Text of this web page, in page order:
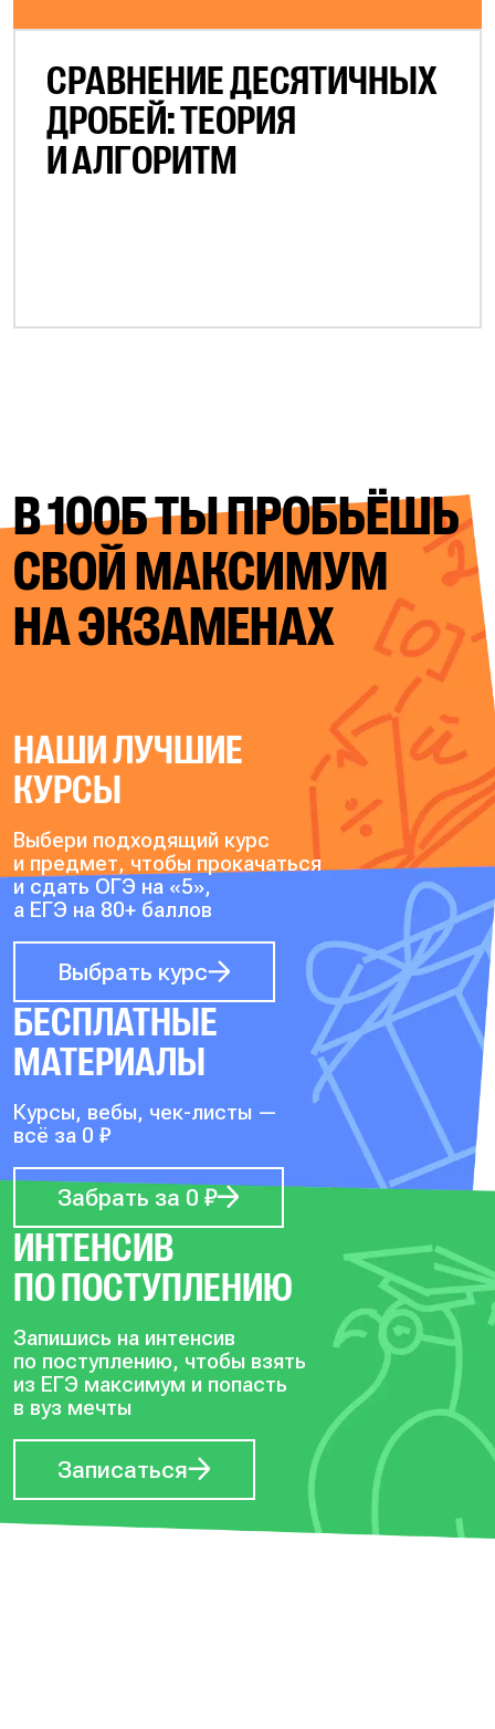
СРАВНЕНИЕ ДЕСЯТИЧНЫХ
ДРОБЕЙ: ТЕОРИЯ
И АЛГОРИТМ
В 100Б ТЫ ПРОБЬЁШЬ
СВОЙМАКСИМУМ
НА ЭКЗАМЕНАХ
НАШИ ЛУЧШИЕ
КУРСЫ
Выбери подходящий курс
и предмет, чтобы прокачаться
и сдать ОГЭ на «5»,
а ЕГЭ на 80+ баллов
Выбрать курс
БЕСПЛАТНЫЕ
МАТЕРИАЛЫ
Курсы, вебы, чек-листы —
всё за 0 ₽
Забрать за 0 ₽
ИНТЕНСИВ
ПО ПОСТУПЛЕНИЮ
Запишись на интенсив
по поступлению, чтобы взять
из ЕГЭ максимум и попасть
в вуз мечты
Записаться